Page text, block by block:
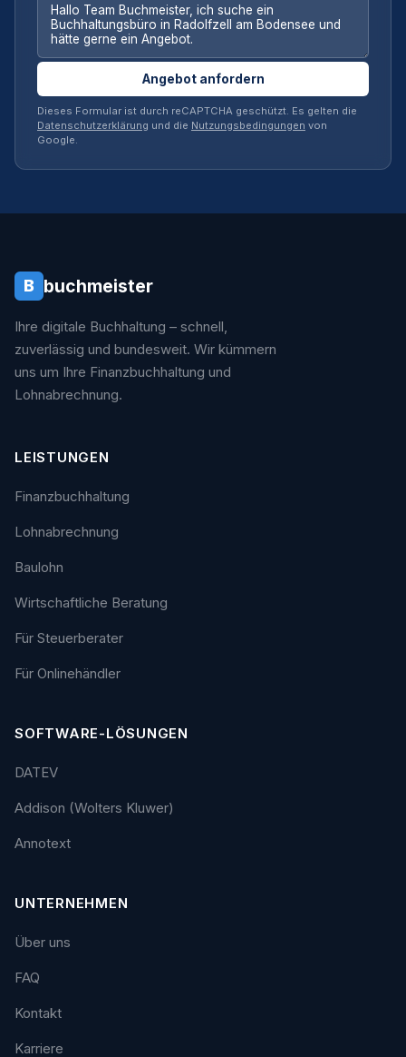
Angebot anfordern
Dieses Formular ist durch reCAPTCHA geschützt. Es gelten die
Datenschutzerklärung und die Nutzungsbedingungen von
Google.
B buchmeister
Ihre digitale Buchhaltung – schnell,
zuverlässig und bundesweit. Wir kümmern
uns um Ihre Finanzbuchhaltung und
Lohnabrechnung.
LEISTUNGEN
Finanzbuchhaltung
Lohnabrechnung
Baulohn
Wirtschaftliche Beratung
Für Steuerberater
Für Onlinehändler
SOFTWARE-LÖSUNGEN
DATEV
Addison (Wolters Kluwer)
Annotext
UNTERNEHMEN
Über uns
FAQ
Kontakt
Karriere